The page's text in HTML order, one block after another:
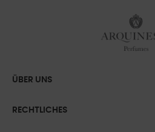
ÜBER UNS
RECHTLICHES